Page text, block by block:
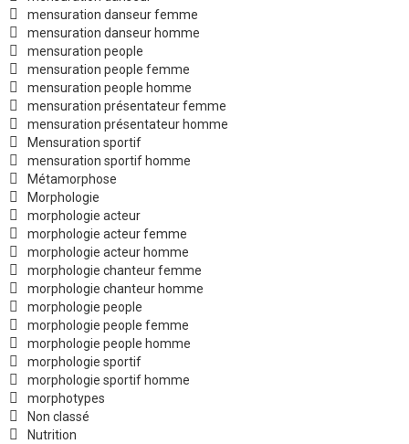
mensuration danseur femme
mensuration danseur homme
mensuration people
mensuration people femme
mensuration people homme
mensuration présentateur femme
mensuration présentateur homme
Mensuration sportif
mensuration sportif homme
Métamorphose
Morphologie
morphologie acteur
morphologie acteur femme
morphologie acteur homme
morphologie chanteur femme
morphologie chanteur homme
morphologie people
morphologie people femme
morphologie people homme
morphologie sportif
morphologie sportif homme
morphotypes
Non classé
Nutrition